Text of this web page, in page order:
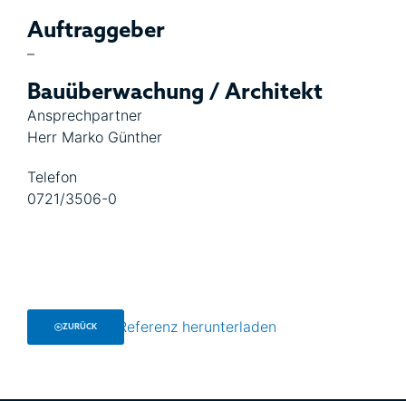
Auftraggeber
–
Bauüberwachung / Architekt
Ansprechpartner
Herr Marko Günther
Telefon
0721/3506-0
ZURÜCK Referenz herunterladen